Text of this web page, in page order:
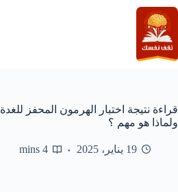
التجاوز
إلى
المحتوى
ولماذا هو مهم ؟
19 يناير، 2025 4 mins